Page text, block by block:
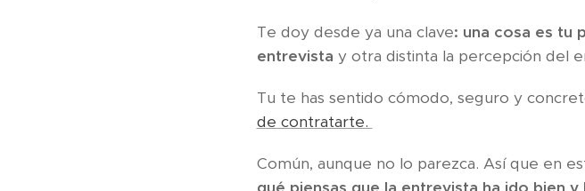
Te doy desde ya una clave: una cosa es tu
entrevista y otra distinta la percepción del
Tu te has sentido cómodo, seguro y
de contratarte.
Común, aunque no lo parezca. Así que en